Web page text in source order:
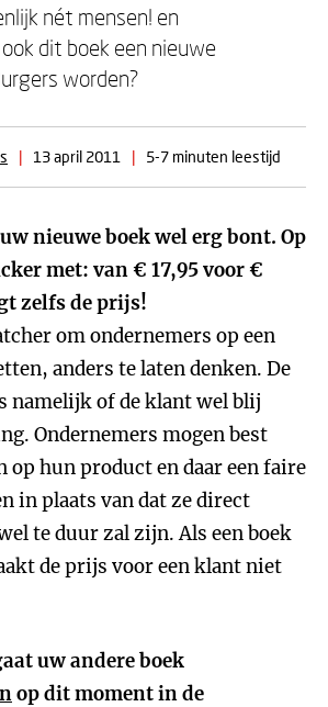
nét mensen! en
dit boek een nieuwe
worden?
| 13 april 2011 | 5-7 minuten leestijd
nieuwe boek wel erg bont. Op
met: van € 17,95 voor €
zelfs de prijs!
om ondernemers op een
anders te laten denken. De
namelijk of de klant wel blij
Ondernemers mogen best
op hun product en daar een faire
in plaats van dat ze direct
te duur zal zijn. Als een boek
de prijs voor een klant niet
uw andere boek
op dit moment in de